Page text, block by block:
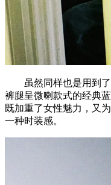
虽然同样也是用到了
裤腿呈微喇款式的经典
既加重了女性魅力，又
一种时装感。